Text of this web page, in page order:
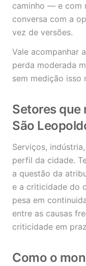
caminho — e com
conversa com a
vez de versões.
Vale acompanhar
perda moderada
sem medição isso
Setores que
São
Serviços,
perfil da cidade.
a questão da
e a criticidade do
pesa em
entre as causas
criticidade em
Como o